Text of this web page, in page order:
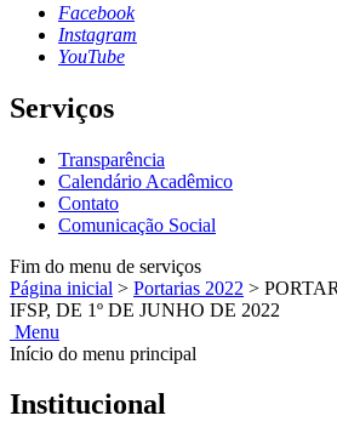
Facebook
Instagram
YouTube
Serviços
Transparência
Calendário Acadêmico
Contato
Comunicação Social
Fim do menu de serviços
Página inicial > Portarias 2022 >
IFSP, DE 1º DE JUNHO DE 2022
Menu
Início do menu principal
Institucional